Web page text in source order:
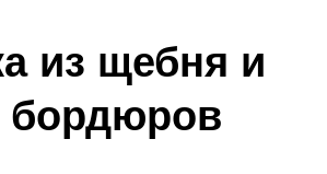
из щебня и
бордюров